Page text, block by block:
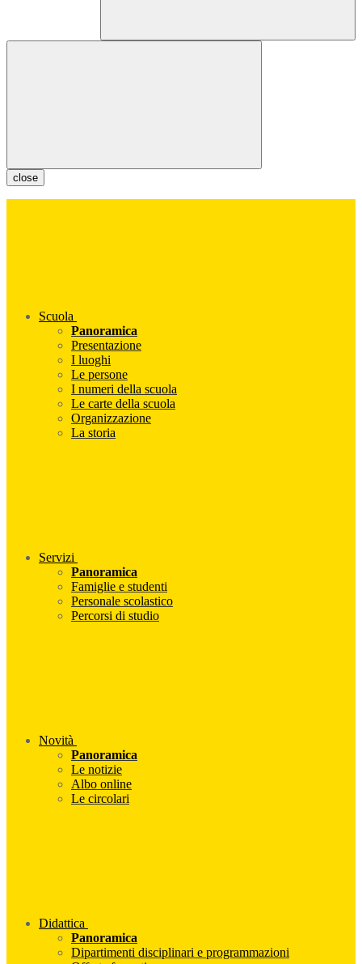
close
Scuola
Panoramica
Presentazione
I luoghi
Le persone
I numeri della scuola
Le carte della scuola
Organizzazione
La storia
Servizi
Panoramica
Famiglie e studenti
Personale scolastico
Percorsi di studio
Novità
Panoramica
Le notizie
Albo online
Le circolari
Didattica
Panoramica
Dipartimenti disciplinari e programmazioni